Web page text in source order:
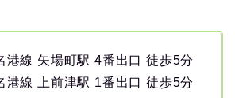
港線 矢場町駅 4番出口 徒歩5分
港線 上前津駅 1番出口 徒歩5分